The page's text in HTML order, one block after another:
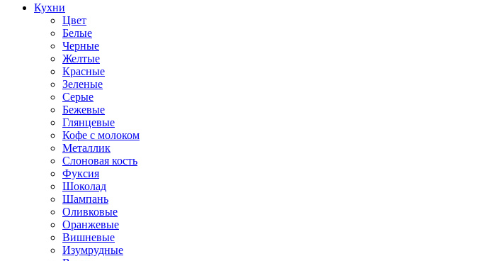
Кухни
Цвет
Белые
Черные
Желтые
Красные
Зеленые
Серые
Бежевые
Глянцевые
Кофе с молоком
Металлик
Слоновая кость
Фуксия
Шоколад
Шампань
Оливковые
Оранжевые
Вишневые
Изумрудные